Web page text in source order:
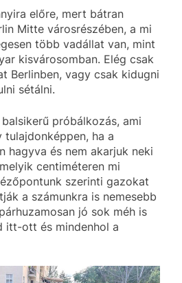
előre, mert bátran
Mitte városrészében, a mi
több vadállat van, mint
kisvárosomban. Elég csak
Berlinben, vagy csak kidugni
sétálni.
próbálkozás, ami
ha a
hagyva és nem akarjuk neki
centiméteren mi
szerinti gazokat
a számunkra is nemesebb
jó sok méh is
itt-ott és mindenhol a